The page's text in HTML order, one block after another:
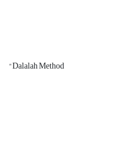
"Dalalah Method